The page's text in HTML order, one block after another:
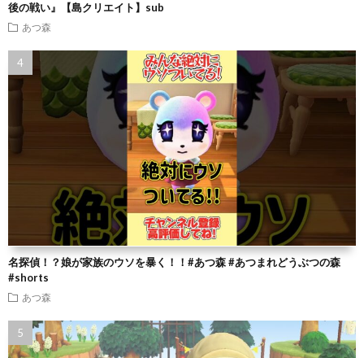
後の戦い』【島クリエイト】sub
あつ森
名探偵！？娘が家族のウソを暴く！！#あつ森 #あつまれどうぶつの森
#shorts
あつ森